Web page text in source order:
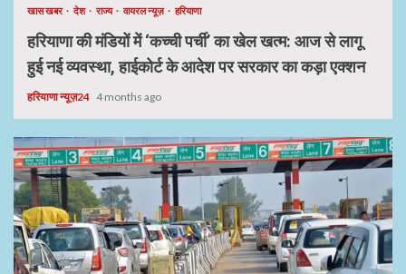
खास खबर देश राज्य वायरल न्यूज़ हरियाणा
हरियाणा की मंडियों में ‘कच्ची पर्ची’ का खेल खत्म: आज से लागू
हुई नई व्यवस्था, हाईकोर्ट के आदेश पर सरकार का कड़ा एक्शन
हरियाणा न्यूज़24 4 months ago